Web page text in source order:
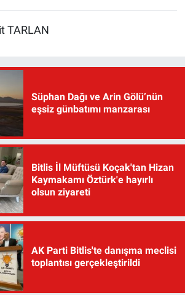
TARLAN
Süphan Dağı ve Arin Gölü’nün
eşsiz günbatımı manzarası
Bitlis İl Müftüsü Koçak'tan Hizan
Kaymakamı Öztürk'e hayırlı
olsun ziyareti
AK Parti Bitlis'te danışma meclisi
toplantısı gerçekleştirildi